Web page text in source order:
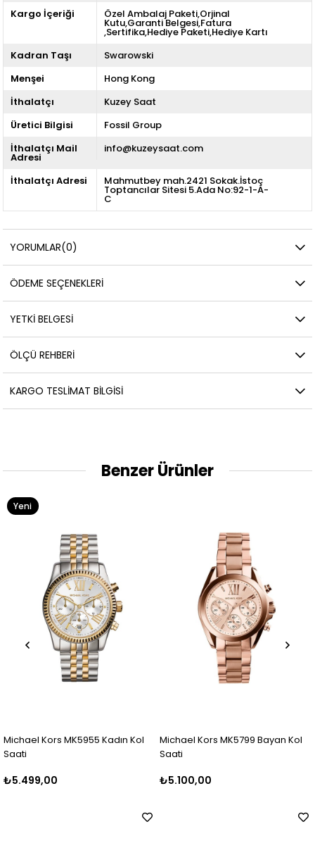
Kargo İçeriği Özel Ambalaj Paketi,Orjinal
Kutu,Garanti Belgesi,Fatura
,Sertifika,Hediye Paketi,Hediye Kartı
Kadran Taşı
Swarowski
Menşei
Hong Kong
İthalatçı
Kuzey Saat
Üretici Bilgisi
Fossil Group
İthalatçı Mail
Adresi
info@kuzeysaat.com
İthalatçı Adresi Mahmutbey mah.2421 Sokak.İstoç
Toptancılar Sitesi 5.Ada No:92-1-A-
C
YORUMLAR(0)
ÖDEME SEÇENEKLERI
YETKİ BELGESİ
ÖLÇÜ REHBERI
KARGO TESLIMAT BILGISI
Benzer Ürünler
Kors MK5955 Kadın Kol
Michael Kors MK5799 Bayan Kol
Saati
₺5.100,00